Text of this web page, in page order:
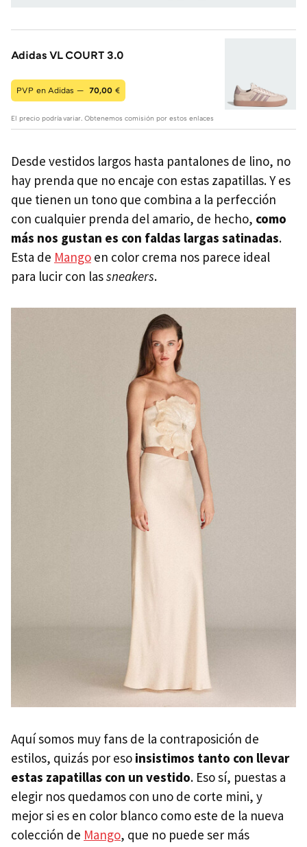
Adidas VL COURT 3.0
PVP en Adidas — 70,00 €
El precio podría variar. Obtenemos comisión por estos enlaces
Desde vestidos largos hasta pantalones de lino, no
hay prenda que no encaje con estas zapatillas. Y es
que tienen un tono que combina a la perfección
con cualquier prenda del amario, de hecho, como
más nos gustan es con faldas largas satinadas.
Esta de Mango en color crema nos parece ideal
para lucir con lassneakers.
Aquí somos muy fans de la contraposición de
estilos, quizás por eso insistimos tanto con llevar
estas zapatillas con un vestido. Eso sí, puestas a
elegir nos quedamos con uno de corte mini, y
mejor si es en color blanco como este de la nueva
colección de Mango, que no puede ser más